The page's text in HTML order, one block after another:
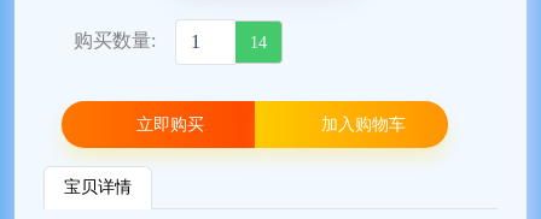
购买数量: 14
立即购买 加入购物车
宝贝详情